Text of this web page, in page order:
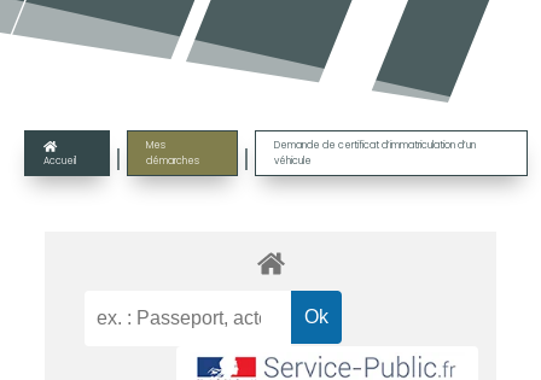

Accueil |
Mes
démarches
|
Demande de certificat d’immatriculation d’un
véhicule